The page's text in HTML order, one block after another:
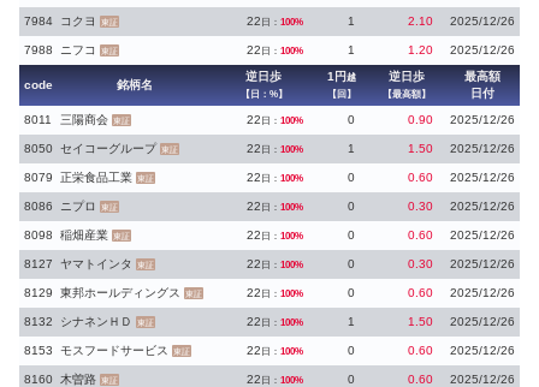
7984 コクヨ 東証 22 日： 100% 1 2.10 2025/12/26
7988 ニフコ 東証 22 日： 100% 1 1.20 2025/12/26
code 銘柄名
逆日歩
【日：%】
1円 越
【回】
逆日歩
【最高額】
最高額
日付
8011
三陽商会 東証 22 日： 100% 0 0.90 2025/12/26
8050 セイコーグループ 東証 22 日： 100% 1 1.50 2025/12/26
8079 正栄食品工業 東証 22 日： 100% 0 0.60 2025/12/26
8086 ニプロ 東証 22 日： 100% 0 0.30 2025/12/26
8098 稲畑産業 東証 22 日： 100% 0 0.60 2025/12/26
8127 ヤマトインタ 東証 22 日： 100% 0 0.30 2025/12/26
8129 東邦ホールディングス 東証 22 日： 100% 0 0.60 2025/12/26
8132 シナネンＨＤ 東証 22 日： 100% 1 1.50 2025/12/26
8153 モスフードサービス 東証 22 日： 100% 0 0.60 2025/12/26
8160 木曽路 東証 22 日： 100% 0 0.60 2025/12/26